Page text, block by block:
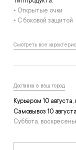
• Открытые очки
• С боковой защитой
Смотреть все
Доставка в ваш город
Курьером 10
Самовывоз 10
Суббота,